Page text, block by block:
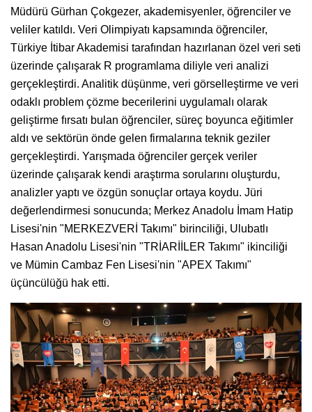
Müdürü Gürhan Çokgezer, akademisyenler, öğrenciler ve
veliler katıldı. Veri Olimpiyatı kapsamında öğrenciler,
Türkiye İtibar Akademisi tarafından hazırlanan özel veri seti
üzerinde çalışarak R programlama diliyle veri analizi
gerçekleştirdi. Analitik düşünme, veri görselleştirme ve veri
odaklı problem çözme becerilerini uygulamalı olarak
geliştirme fırsatı bulan öğrenciler, süreç boyunca eğitimler
aldı ve sektörün önde gelen firmalarına teknik geziler
gerçekleştirdi. Yarışmada öğrenciler gerçek veriler
üzerinde çalışarak kendi araştırma sorularını oluşturdu,
analizler yaptı ve özgün sonuçlar ortaya koydu. Jüri
değerlendirmesi sonucunda; Merkez Anadolu İmam Hatip
Lisesi'nin "MERKEZVERİ Takımı" birinciliği, Ulubatlı
Hasan Anadolu Lisesi'nin "TRİARİİLER Takımı" ikinciliği
ve Mümin Cambaz Fen Lisesi'nin "APEX Takımı"
üçüncülüğü hak etti.